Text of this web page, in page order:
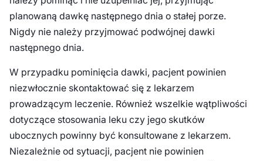
planowaną dawkę następnego dnia o stałej porze.
Nigdy nie należy przyjmować podwójnej dawki
następnego dnia.
W przypadku pominięcia dawki, pacjent powinien
niezwłocznie skontaktować się z lekarzem
prowadzącym leczenie. Również wszelkie wątpliwości
dotyczące stosowania leku czy jego skutków
ubocznych powinny być konsultowane z lekarzem.
Niezależnie od sytuacji, pacjent nie powinien